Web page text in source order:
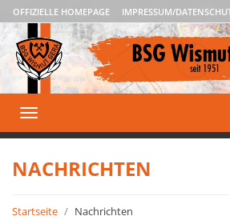
OFFIZIELLE HOMEPAGE IMPRESSUM/
Toggle
navigation
NACHRICHTEN
Startseite Nachrichten